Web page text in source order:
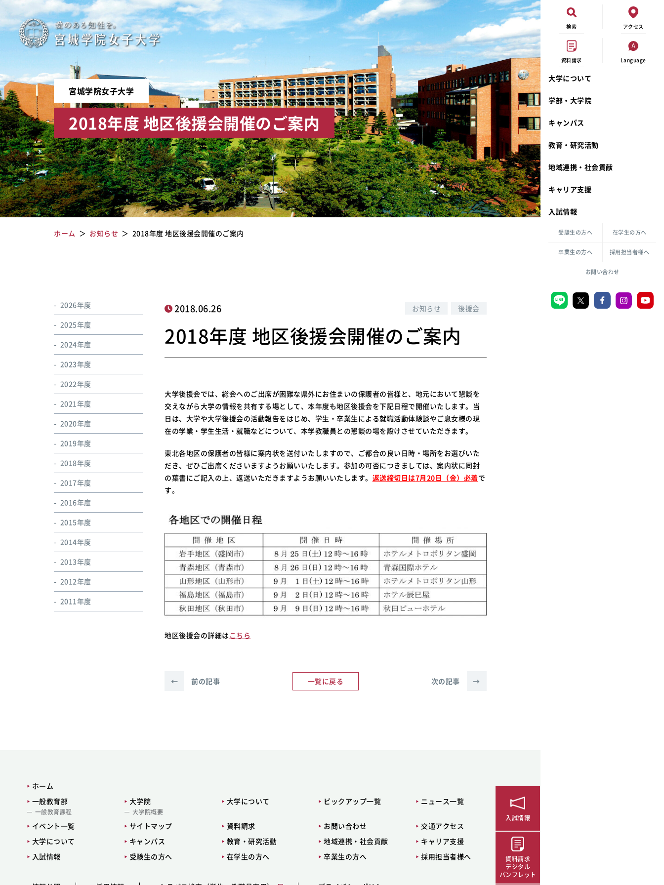
検索 アクセス
資料請求 Language
大学について
宮城学院 校歌
礼拝堂
カリキュラム・ポリシー
倫理憲章
ハラスメントの防止
共生のための多様性宣言
学部・大学院
生活文化デザイン学科
一般教育課程
キャンパス
奨学金
大学祭
キャンパスメンバーズ
教職センター
学芸員課程
図書館司書課程
教育・研究活動動物実験に関する情報公開
キリスト教文化研究所
生活環境科学研究所
地域連携・社会貢献
カリキュラム・入室方法
キャリア支援
入試情報
受験生の方へ 在学生の方へ
卒業生の方へ 採用担当者様へ
お問い合わせ
宮
城
学
院
女
子
大
学
宮城学院女子大学
2018年度 地区後援会開催のご案内
ホーム お知らせ 2018年度 地区後援会開催のご案内
2018.06.26 お知らせ 後援会
2018年度 地区後援会開催のご案内
大学後援会では、総会へのご出席が困難な県外にお住まいの保護者の皆様と、地元において懇談を
交えながら大学の情報を共有する場として、本年度も地区後援会を下記日程で開催いたします。当
日は、大学や大学後援会の活動報告をはじめ、学生・卒業生による就職活動体験談やご息女様の現
在の学業・学生生活・就職などについて、本学教職員との懇談の場を設けさせていただきます。
東北各地区の保護者の皆様に案内状を送付いたしますので、ご都合の良い日時・場所をお選びいた
だき、ぜひご出席くださいますようお願いいたします。参加の可否につきましては、案内状に同封
の葉書にご記入の上、返送いただきますようお願いいたします。 返送締切日は7月20日（金）必着で
す。
地区後援会の詳細は こちら
← 前の記事 一覧に戻る 次の記事 →
2026年度
2025年度
2024年度
2023年度
2022年度
2021年度
2020年度
2019年度
2018年度
2017年度
2016年度
2015年度
2014年度
2013年度
2012年度
2011年度
ホーム
一般教育部
一般教育課程
大学院
大学院概要
大学について ピックアップ一覧 ニュース一覧
イベント一覧 サイトマップ 資料請求 お問い合わせ
交通アクセス
大学について
キャンパス 教育・研究活動 地域連携・社会貢献
キャリア支援
入試情報
受験生の方へ 在学生の方へ 卒業生の方へ 採用担当者様へ
入試情報
資料請求
デジタル
パンフレット